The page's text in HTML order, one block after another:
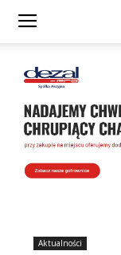
Aktualności